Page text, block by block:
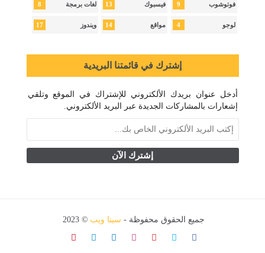
فوتوشوب 9 فيسبوك 13 لغات برمجة 8
لوجو 4 مواقع 14 ويندوز 17
إشترك في قائمتنا البريدية
أدخل عنوان بريدك الألكتروني للإشتراك في الموقع وتلقي
إشعارات بالمشاركات الجديدة عبر البريد الألكتروني.
جميع الحقوق محفوظة - سينا ويب © 2023